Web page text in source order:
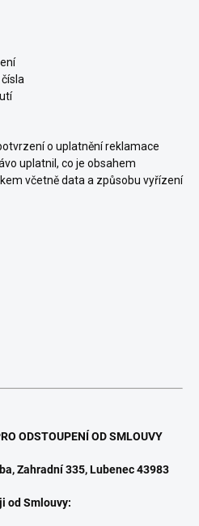
o uplatnění reklamace
uplatnil, co je obsahem
včetně data a způsobu vyřízení
ODSTOUPENÍ OD SMLOUVY
Zahradní 335, Lubenec 43983
od Smlouvy: